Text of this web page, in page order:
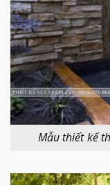
Mẫu thiết kế